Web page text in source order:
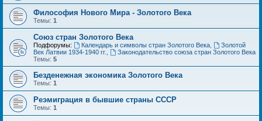
Философия Нового Мира - Золотого Века
Темы: 1
Cоюз стран Золотого Века
Подфорумы: Календарь и символы стран Золотого Века,
Золотой
Век Латвии 1934-1940 гг.
Законодательство союза стран Золотого Века
Темы: 5
Безденежная экономика Золотого Века
Темы: 1
Реэмиграция в бывшие страны СССР
Темы: 1